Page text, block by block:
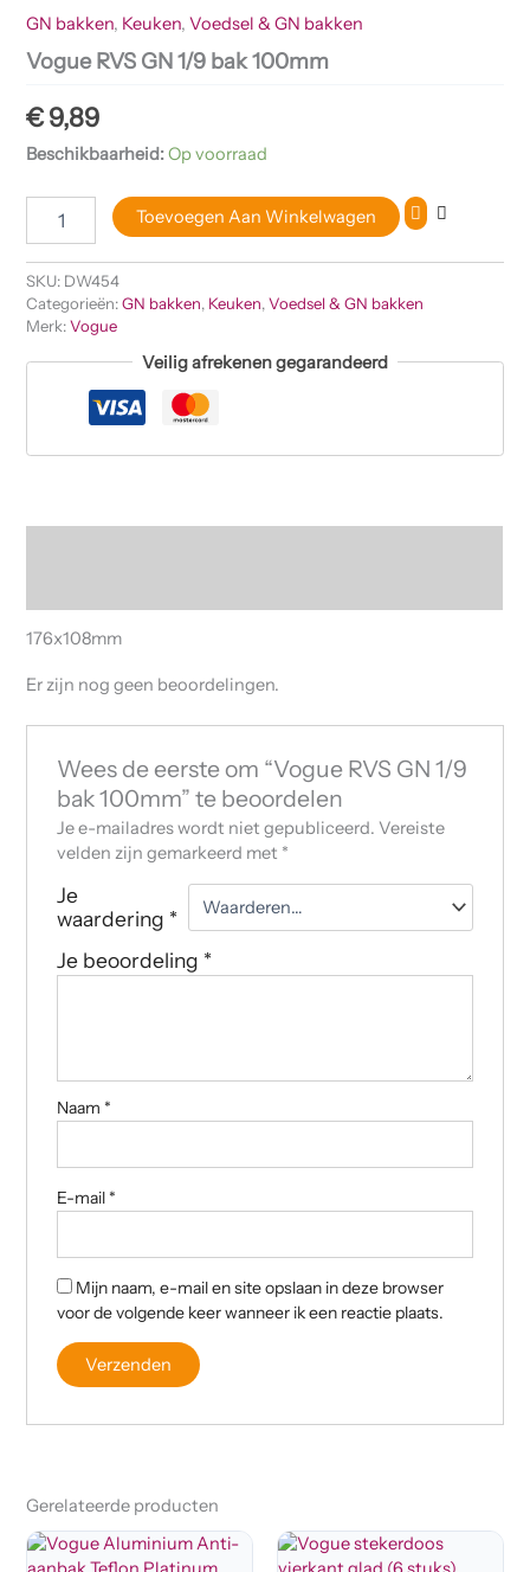
GN bakken, Keuken,Voedsel & GN bakken
Vogue RVS GN 1/9 bak 100mm
€9,89
Beschikbaarheid:Op voorraad
Toevoegen Aan Winkelwagen
SKU: DW454
Categorieën:GN bakken, Keuken,Voedsel & GN bakken
Merk:Vogue
Veilig afrekenen gegarandeerd
176x108mm
Er zijn nog geen beoordelingen.
Wees de eerste om “Vogue RVS GN 1/9
bak 100mm” te beoordelen
Je e-mailadres wordt niet gepubliceerd. Vereiste
velden zijn gemarkeerd met *
Je
waardering *
Je beoordeling *
Naam *
E-mail *
Mijn naam, e-mail en site opslaan in deze browser
voor de volgende keer wanneer ik een reactie plaats.
Gerelateerde producten